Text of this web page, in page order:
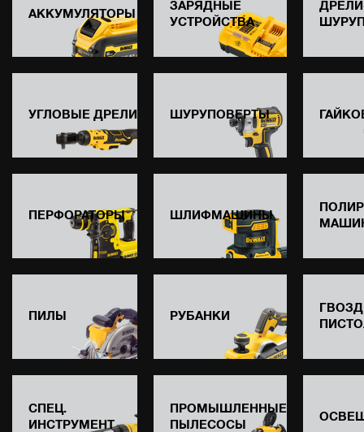
АККУМУЛЯТОРЫ
ЗАРЯДНЫЕ
УСТРОЙСТВА
УГЛОВЫЕ ДРЕЛИ ШУРУПОВЕРТЫ
ПЕРФОРАТОРЫ ШЛИФМАШИНЫ
ПИЛЫ РУБАНКИ
СПЕЦ.
ИНСТРУМЕНТ
ПРОМЫШЛЕННЫЕ
ПЫЛЕСОСЫ